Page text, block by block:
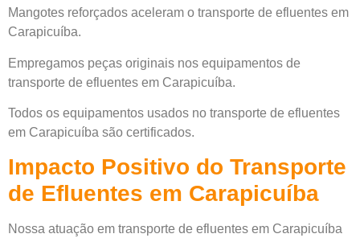
Mangotes reforçados aceleram o transporte de efluentes em
Carapicuíba.
Empregamos peças originais nos equipamentos de
transporte de efluentes em Carapicuíba.
Todos os equipamentos usados no transporte de efluentes
em Carapicuíba são certificados.
Impacto Positivo do Transporte
de Efluentes em Carapicuíba
Nossa atuação em transporte de efluentes em Carapicuíba